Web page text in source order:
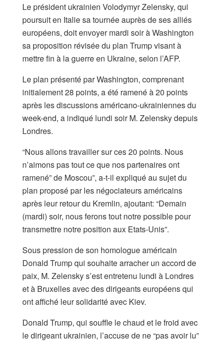
Le président ukrainien Volodymyr Zelensky, qui
poursuit en Italie sa tournée auprès de ses alliés
européens, doit envoyer mardi soir à Washington
sa proposition révisée du plan Trump visant à
mettre fin à la guerre en Ukraine, selon l’AFP.
Le plan présenté par Washington, comprenant
initialement 28 points, a été ramené à 20 points
après les discussions américano-ukrainiennes du
week-end, a indiqué lundi soir M. Zelensky depuis
Londres.
“Nous allons travailler sur ces 20 points. Nous
n’aimons pas tout ce que nos partenaires ont
ramené” de Moscou”, a-t-il expliqué au sujet du
plan proposé par les négociateurs américains
après leur retour du Kremlin, ajoutant: “Demain
(mardi) soir, nous ferons tout notre possible pour
transmettre notre position aux Etats-Unis”.
Sous pression de son homologue américain
Donald Trump qui souhaite arracher un accord de
paix, M. Zelensky s’est entretenu lundi à Londres
et à Bruxelles avec des dirigeants européens qui
ont affiché leur solidarité avec Kiev.
Donald Trump, qui souffle le chaud et le froid avec
le dirigeant ukrainien, l’accuse de ne “pas avoir lu”